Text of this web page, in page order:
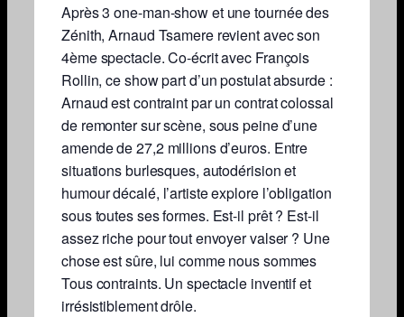
Après 3 one-man-show et une tournée des
Zénith, Arnaud Tsamere revient avec son
4ème spectacle. Co-écrit avec François
Rollin, ce show part d’un postulat absurde :
Arnaud est contraint par un contrat colossal
de remonter sur scène, sous peine d’une
amende de 27,2 millions d’euros. Entre
situations burlesques, autodérision et
humour décalé, l’artiste explore l’obligation
sous toutes ses formes. Est-il prêt ? Est-il
assez riche pour tout envoyer valser ? Une
chose est sûre, lui comme nous sommes
Tous contraints. Un spectacle inventif et
irrésistiblement drôle.